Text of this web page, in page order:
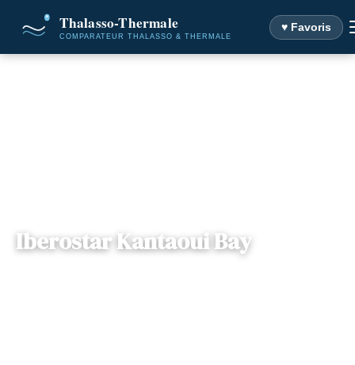
♥ Favoris
Iberostar Kantaoui Bay